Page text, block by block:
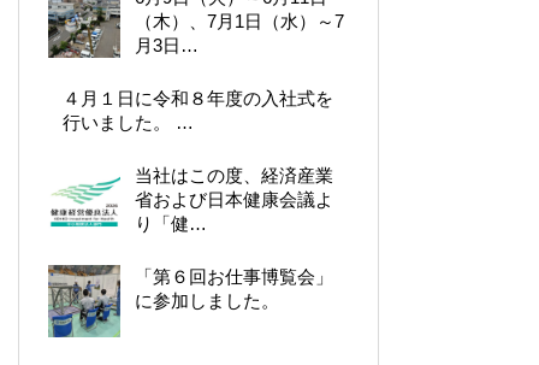
（木）、7月1日（水）～7
月3日…
４月１日に令和８年度の入社式を
行いました。 …
当社はこの度、経済産業
省および日本健康会議よ
り「健…
「第６回お仕事博覧会」
に参加しました。